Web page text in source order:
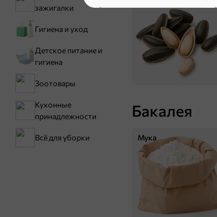
В корзину
зажигалки
Гигиена и уход
Детское питание и
гигиена
Зоотовары
Кухонные
принадлежности
Всё для уборки
Бакалея
Мука